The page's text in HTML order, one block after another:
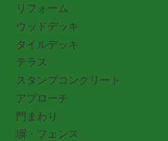
リフォーム
ウッドデッキ
タイルデッキ
テラス
スタンプコンクリート
アプローチ
門まわり
塀・フェンス